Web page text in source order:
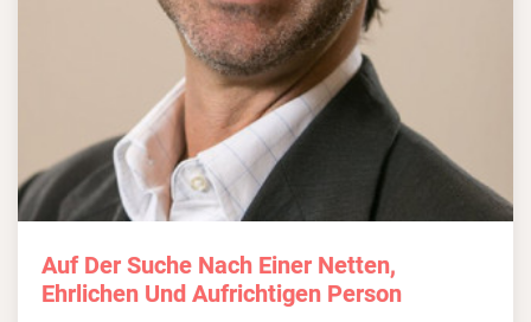
Auf Der Suche Nach Einer Netten,
Ehrlichen Und Aufrichtigen Person